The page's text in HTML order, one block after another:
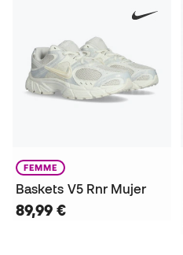
FEMME
Baskets V5 Rnr Mujer
89,99 €